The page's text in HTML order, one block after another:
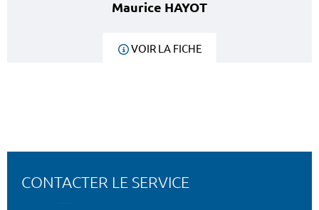
Maurice HAYOT
VOIR LA FICHE
CONTACTER LE SERVICE